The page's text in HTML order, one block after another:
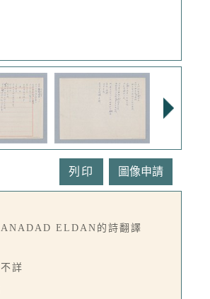
列印
ANADAD ELDAN的詩翻譯
不詳